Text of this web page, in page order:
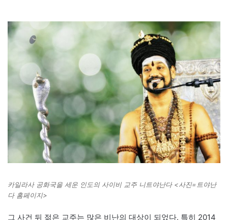
카일라사 공화국을 세운 인도의 사이비 교주 니트야난다 <사진=트야난
다 홈페이지>
그 사건 뒤 젊은 교주는 많은 비난의 대상이 되었다. 특히 2014